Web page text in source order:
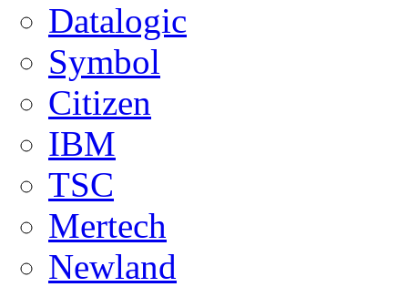
Datalogic
Symbol
Citizen
IBM
TSC
Mertech
Newland